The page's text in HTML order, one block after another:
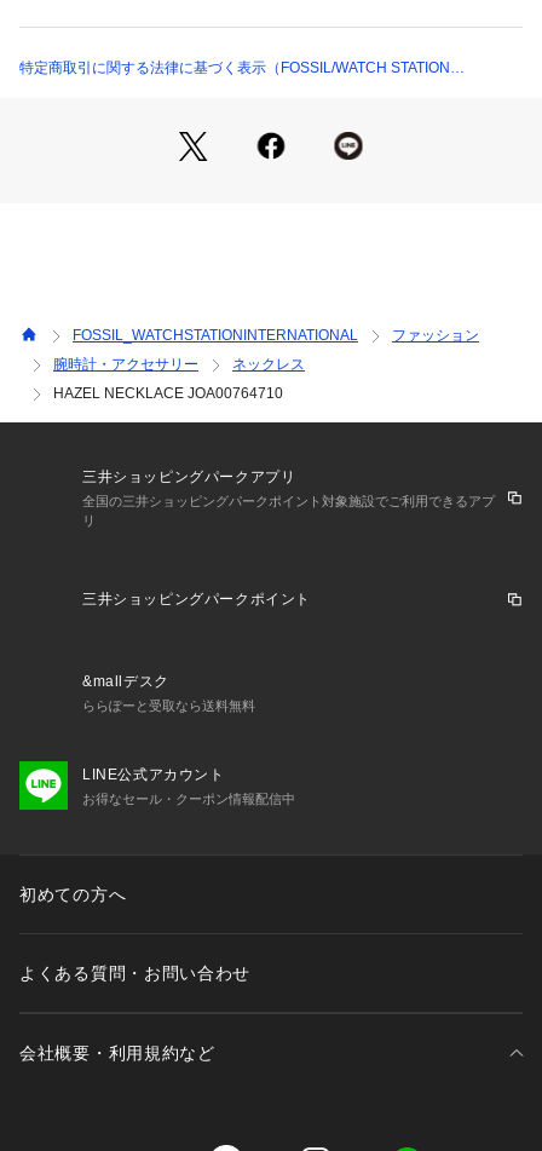
特定商取引に関する法律に基づく表示（FOSSIL/WATCH STATION
FOSSIL_WATCHSTATIONINTERNATIONAL
ファッション
腕時計・アクセサリー
ネックレス
HAZEL NECKLACE JOA00764710
三井ショッピングパークアプリ
全国の三井ショッピングパークポイント対象施設でご利用できるアプ
リ
三井ショッピングパークポイント
&mallデスク
ららぽーと受取なら送料無料
LINE公式アカウント
お得なセール・クーポン情報配信中
初めての方へ
よくある質問・お問い合わせ
会社概要・利用規約など